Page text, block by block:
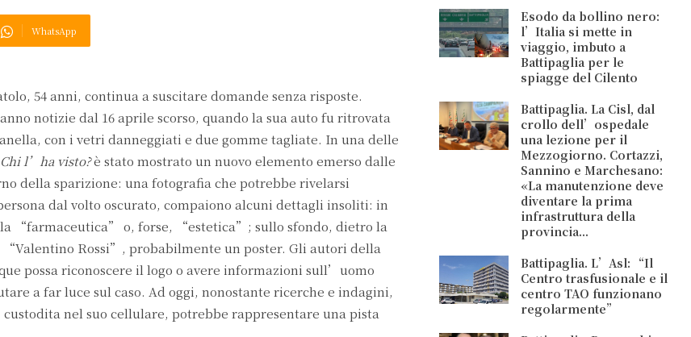
WhatsApp
54 anni, continua a suscitare domande senza risposte.
notizie dal 16 aprile scorso, quando la sua auto fu ritrovata
con i vetri danneggiati e due gomme tagliate. In una delle
Chi l’ha visto?è stato mostrato un nuovo elemento emerso dalle
della sparizione: una fotografia che potrebbe rivelarsi
dal volto oscurato, compaiono alcuni dettagli insoliti: in
“farmaceutica” o, forse, “estetica”; sullo sfondo, dietro la
Rossi”, probabilmente un poster. Gli autori della
possa riconoscere il logo o avere informazioni sull’uomo
a far luce sul caso. Ad oggi, nonostante ricerche e indagini,
nel suo cellulare, potrebbe rappresentare una pista
Esodo da bollino nero:
l’Italia si mette in
viaggio, imbuto a
Battipaglia per le
spiagge del Cilento
Battipaglia. La Cisl, dal
crollo dell’ospedale
una lezione per il
Mezzogiorno. Cortazzi,
Sannino e Marchesano:
«La manutenzione deve
diventare la prima
infrastruttura della
provincia...
Battipaglia. L’Asl: “Il
Centro trasfusionale e il
centro TAO funzionano
regolarmente”